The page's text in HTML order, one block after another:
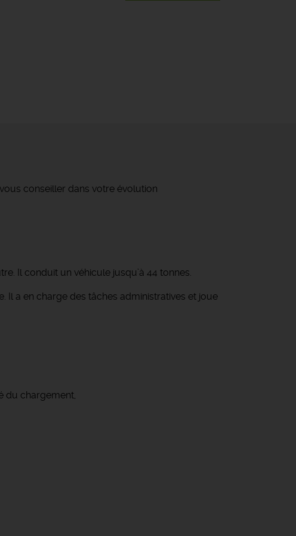
conseiller dans votre évolution
Il conduit un véhicule jusqu’à 44 tonnes.
Il a en charge des tâches administratives et joue
du chargement,